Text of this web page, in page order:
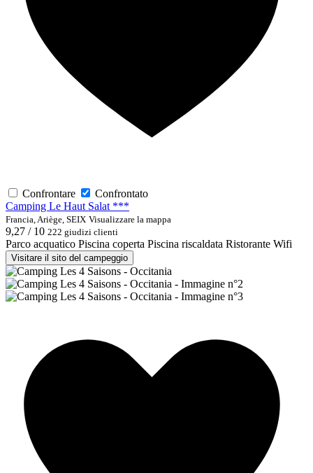
Confrontare
Confrontato
Camping Le Haut Salat ***
Francia, Ariège, SEIX Visualizzare la mappa
9,27 / 10 222 giudizi clienti
Parco acquatico Piscina coperta Piscina riscaldata Ristorante Wifi
Visitare il sito del campeggio